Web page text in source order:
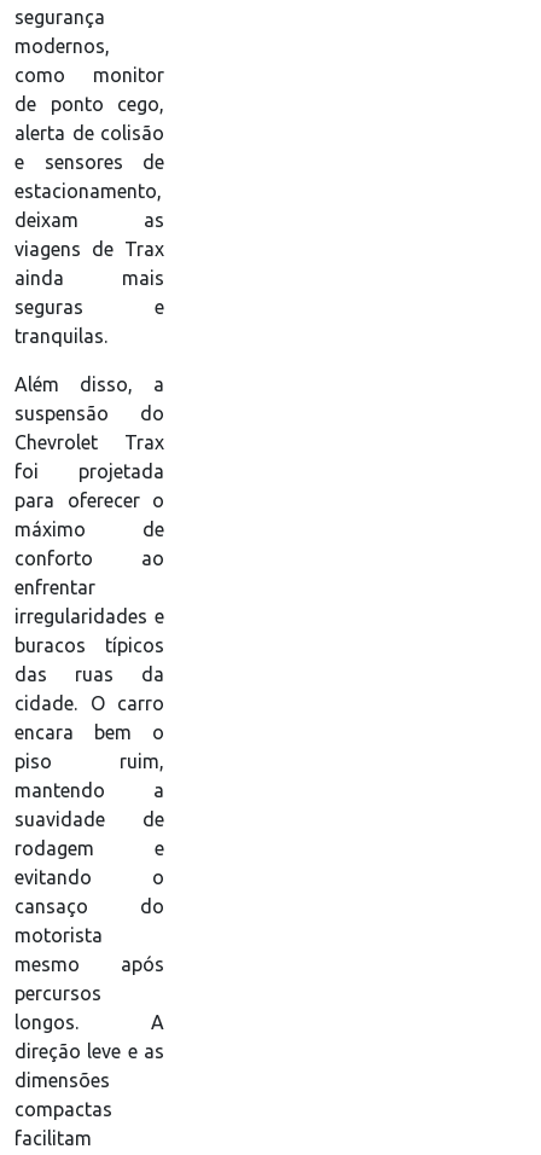
segurança
modernos,
como monitor
de ponto cego,
alerta de colisão
e sensores de
estacionamento,
deixam as
viagens de Trax
ainda mais
seguras e
tranquilas.
Além disso, a
suspensão do
Chevrolet Trax
foi projetada
para oferecer o
máximo de
conforto ao
enfrentar
irregularidades e
buracos típicos
das ruas da
cidade. O carro
encara bem o
piso ruim,
mantendo a
suavidade de
rodagem e
evitando o
cansaço do
motorista
mesmo após
percursos
longos. A
direção leve e as
dimensões
compactas
facilitam